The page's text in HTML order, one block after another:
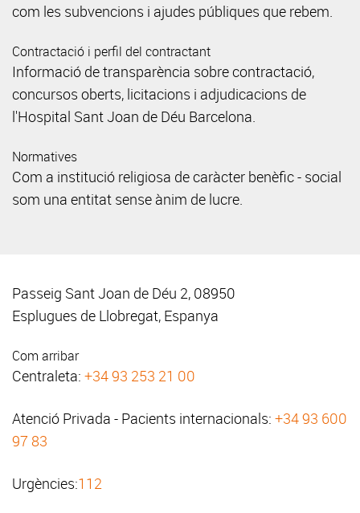
com les subvencions i ajudes públiques que rebem.
Contractació i perfil del contractant
Informació de transparència sobre contractació,
concursos oberts, licitacions i adjudicacions de
l'Hospital Sant Joan de Déu Barcelona.
Normatives
Com a institució religiosa de caràcter benèfic - social
som una entitat sense ànim de lucre.
Passeig Sant Joan de Déu 2, 08950
Esplugues de Llobregat, Espanya
Com arribar
Centraleta: +34 93 253 21 00
Atenció Privada - Pacients internacionals: +34 93 600
97 83
Urgències:112